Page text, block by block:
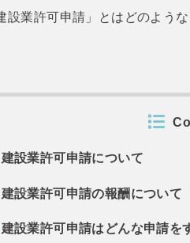
業許可申請」とはどのような
建設業許可申請について
建設業許可申請の報酬について
建設業許可申請はどんな申請を